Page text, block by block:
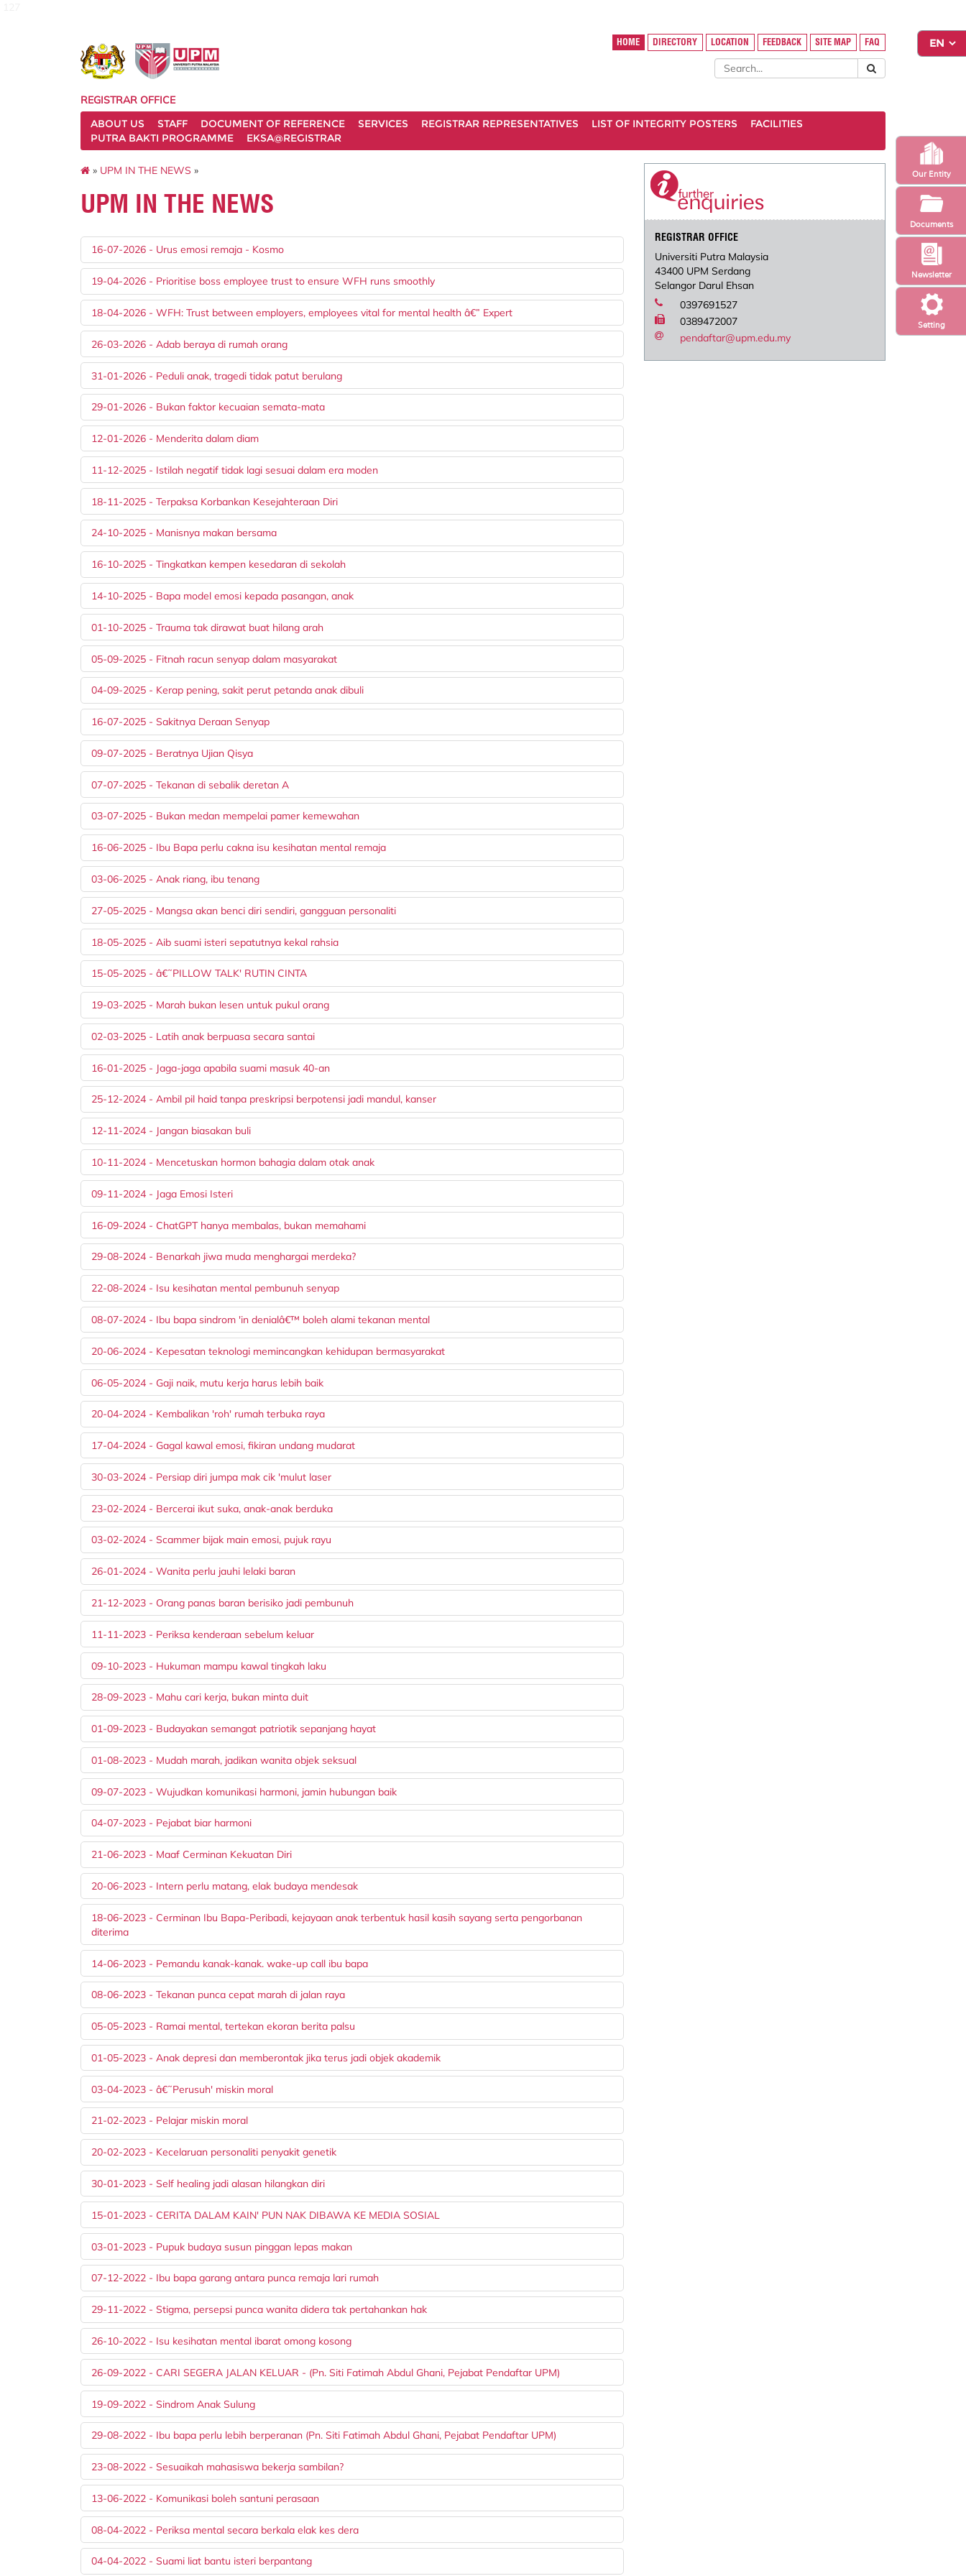
Setting
Newsletter
Our Entity
Documents
HOME DIRECTORY LOCATION FEEDBACK SITE MAP FAQ
REGISTRAR OFFICE
ABOUT US
STAFF DOCUMENT OF REFERENCE SERVICES REGISTRAR REPRESENTATIVES LIST OF INTEGRITY POSTERS
FACILITIES
PUTRA BAKTI PROGRAMME
EKSA@REGISTRAR
» UPM IN THE NEWS »
UPM IN THE NEWS
16-07-2026 - Urus emosi remaja - Kosmo
19-04-2026 - Prioritise boss employee trust to ensure WFH runs smoothly
18-04-2026 - WFH: Trust between employers, employees vital for mental health â€” Expert
26-03-2026 - Adab beraya di rumah orang
31-01-2026 - Peduli anak, tragedi tidak patut berulang
29-01-2026 - Bukan faktor kecuaian semata-mata
12-01-2026 - Menderita dalam diam
11-12-2025 - Istilah negatif tidak lagi sesuai dalam era moden
18-11-2025 - Terpaksa Korbankan Kesejahteraan Diri
24-10-2025 - Manisnya makan bersama
16-10-2025 - Tingkatkan kempen kesedaran di sekolah
14-10-2025 - Bapa model emosi kepada pasangan, anak
01-10-2025 - Trauma tak dirawat buat hilang arah
05-09-2025 - Fitnah racun senyap dalam masyarakat
04-09-2025 - Kerap pening, sakit perut petanda anak dibuli
16-07-2025 - Sakitnya Deraan Senyap
09-07-2025 - Beratnya Ujian Qisya
07-07-2025 - Tekanan di sebalik deretan A
03-07-2025 - Bukan medan mempelai pamer kemewahan
16-06-2025 - Ibu Bapa perlu cakna isu kesihatan mental remaja
03-06-2025 - Anak riang, ibu tenang
27-05-2025 - Mangsa akan benci diri sendiri, gangguan personaliti
18-05-2025 - Aib suami isteri sepatutnya kekal rahsia
15-05-2025 - â€˜PILLOW TALK' RUTIN CINTA
19-03-2025 - Marah bukan lesen untuk pukul orang
02-03-2025 - Latih anak berpuasa secara santai
16-01-2025 - Jaga-jaga apabila suami masuk 40-an
25-12-2024 - Ambil pil haid tanpa preskripsi berpotensi jadi mandul, kanser
12-11-2024 - Jangan biasakan buli
10-11-2024 - Mencetuskan hormon bahagia dalam otak anak
09-11-2024 - Jaga Emosi Isteri
16-09-2024 - ChatGPT hanya membalas, bukan memahami
29-08-2024 - Benarkah jiwa muda menghargai merdeka?
22-08-2024 - Isu kesihatan mental pembunuh senyap
08-07-2024 - Ibu bapa sindrom 'in denialâ€™ boleh alami tekanan mental
20-06-2024 - Kepesatan teknologi memincangkan kehidupan bermasyarakat
06-05-2024 - Gaji naik, mutu kerja harus lebih baik
20-04-2024 - Kembalikan 'roh' rumah terbuka raya
17-04-2024 - Gagal kawal emosi, fikiran undang mudarat
30-03-2024 - Persiap diri jumpa mak cik 'mulut laser
23-02-2024 - Bercerai ikut suka, anak-anak berduka
03-02-2024 - Scammer bijak main emosi, pujuk rayu
26-01-2024 - Wanita perlu jauhi lelaki baran
21-12-2023 - Orang panas baran berisiko jadi pembunuh
11-11-2023 - Periksa kenderaan sebelum keluar
09-10-2023 - Hukuman mampu kawal tingkah laku
28-09-2023 - Mahu cari kerja, bukan minta duit
01-09-2023 - Budayakan semangat patriotik sepanjang hayat
01-08-2023 - Mudah marah, jadikan wanita objek seksual
09-07-2023 - Wujudkan komunikasi harmoni, jamin hubungan baik
04-07-2023 - Pejabat biar harmoni
21-06-2023 - Maaf Cerminan Kekuatan Diri
20-06-2023 - Intern perlu matang, elak budaya mendesak
18-06-2023 - Cerminan Ibu Bapa-Peribadi, kejayaan anak terbentuk hasil kasih sayang serta pengorbanan
diterima
14-06-2023 - Pemandu kanak-kanak. wake-up call ibu bapa
08-06-2023 - Tekanan punca cepat marah di jalan raya
05-05-2023 - Ramai mental, tertekan ekoran berita palsu
01-05-2023 - Anak depresi dan memberontak jika terus jadi objek akademik
03-04-2023 - â€˜Perusuh' miskin moral
21-02-2023 - Pelajar miskin moral
20-02-2023 - Kecelaruan personaliti penyakit genetik
30-01-2023 - Self healing jadi alasan hilangkan diri
15-01-2023 - CERITA DALAM KAIN' PUN NAK DIBAWA KE MEDIA SOSIAL
03-01-2023 - Pupuk budaya susun pinggan lepas makan
07-12-2022 - Ibu bapa garang antara punca remaja lari rumah
29-11-2022 - Stigma, persepsi punca wanita didera tak pertahankan hak
26-10-2022 - Isu kesihatan mental ibarat omong kosong
26-09-2022 - CARI SEGERA JALAN KELUAR - (Pn. Siti Fatimah Abdul Ghani, Pejabat Pendaftar UPM)
19-09-2022 - Sindrom Anak Sulung
29-08-2022 - Ibu bapa perlu lebih berperanan (Pn. Siti Fatimah Abdul Ghani, Pejabat Pendaftar UPM)
23-08-2022 - Sesuaikah mahasiswa bekerja sambilan?
13-06-2022 - Komunikasi boleh santuni perasaan
08-04-2022 - Periksa mental secara berkala elak kes dera
04-04-2022 - Suami liat bantu isteri berpantang
REGISTRAR OFFICE
Universiti Putra Malaysia
43400 UPM Serdang
Selangor Darul Ehsan
0397691527
0389472007
pendaftar@upm.edu.my